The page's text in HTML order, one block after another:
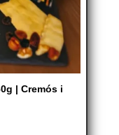
| Cremós i